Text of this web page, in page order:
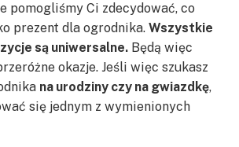
pomogliśmy Ci zdecydować, co
prezent dla ogrodnika. Wszystkie
są uniwersalne. Będą więc
okazje. Jeśli więc szukasz
na urodziny czy na gwiazdkę,
się jednym z wymienionych